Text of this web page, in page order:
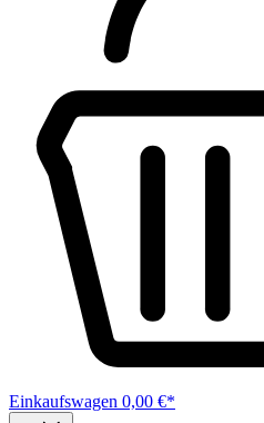
Einkaufswagen 0,00 €*